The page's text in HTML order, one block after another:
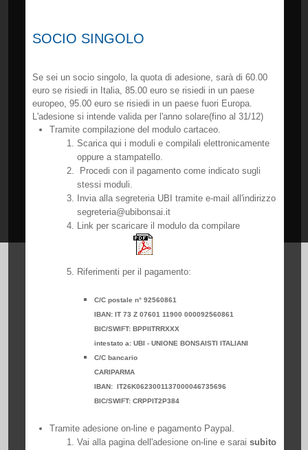
SOCIO SINGOLO
Se sei un socio singolo, la quota di adesione, sarà di 60.00
euro se risiedi in Italia, 85.00 euro se risiedi in un paese
europeo, 95.00 euro se risiedi in un paese fuori Europa.
L'adesione si intende valida per l'anno solare(fino al 31/12)
Tramite compilazione del modulo cartaceo.
Scarica qui i moduli e compilali elettronicamente
oppure a stampatello.
Procedi con il pagamento come indicato sugli
stessi moduli.
Invia alla segreteria UBI tramite e-mail all'indirizzo
segreteria@ubibonsai.it
Link per scaricare il modulo da compilare
Riferimenti per il pagamento:
C/C postale n° 92560861
IBAN: IT 73 Z 07601 11900 000092560861
BIC/SWIFT: BPPIITRRXXX
intestato a: UBI - UNIONE BONSAISTI ITALIANI
C/C bancario
CARIPARMA
IBAN: IT26K0623001137000046735696
BIC/SWIFT: CRPPIT2P384
Tramite adesione on-line e pagamento Paypal.
Vai alla pagina dell'adesione on-line e saraisubito